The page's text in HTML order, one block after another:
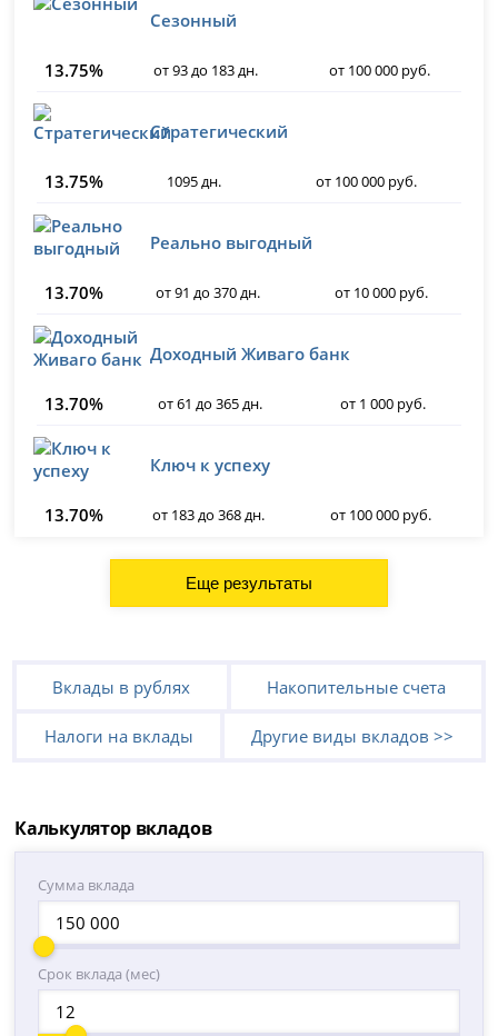
Сезонный
13.75% от 93 до 183 дн. от 100 000 руб.
Стратегический
13.75% 1095 дн. от 100 000 руб.
Реально выгодный
13.70% от 91 до 370 дн. от 10 000 руб.
Доходный Живаго банк
13.70% от 61 до 365 дн. от 1 000 руб.
Ключ к успеху
13.70% от 183 до 368 дн. от 100 000 руб.
Вклады в рублях Накопительные счета
Налоги на вклады Другие виды вкладов >>
Калькулятор вкладов
Сумма вклада
Срок вклада (мес)